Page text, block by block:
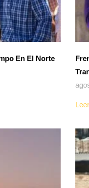
En El Norte